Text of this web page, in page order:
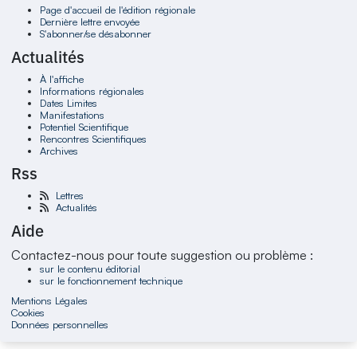
Page d'accueil de l'édition régionale
Dernière lettre envoyée
S'abonner/se désabonner
Actualités
À l'affiche
Informations régionales
Dates Limites
Manifestations
Potentiel Scientifique
Rencontres Scientifiques
Archives
Rss
Lettres
Actualités
Aide
Contactez-nous pour toute suggestion ou problème :
sur le contenu éditorial
sur le fonctionnement technique
Mentions Légales
Cookies
Données personnelles